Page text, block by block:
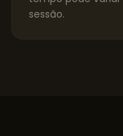
sessão.